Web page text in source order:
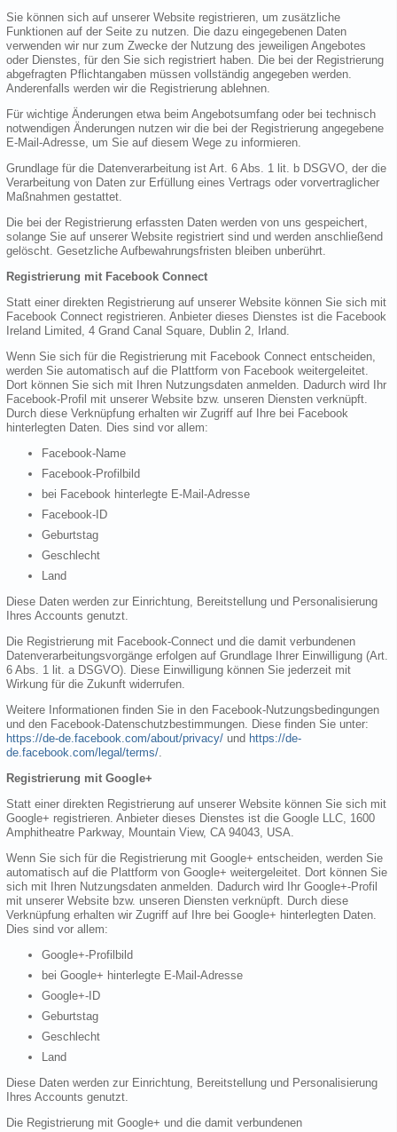
Sie können sich auf unserer Website registrieren, um zusätzliche
Funktionen auf der Seite zu nutzen. Die dazu eingegebenen Daten
verwenden wir nur zum Zwecke der Nutzung des jeweiligen Angebotes
oder Dienstes, für den Sie sich registriert haben. Die bei der Registrierung
abgefragten Pflichtangaben müssen vollständig angegeben werden.
Anderenfalls werden wir die Registrierung ablehnen.
Für wichtige Änderungen etwa beim Angebotsumfang oder bei technisch
notwendigen Änderungen nutzen wir die bei der Registrierung angegebene
E-Mail-Adresse, um Sie auf diesem Wege zu informieren.
Grundlage für die Datenverarbeitung ist Art. 6 Abs. 1 lit. b DSGVO, der die
Verarbeitung von Daten zur Erfüllung eines Vertrags oder vorvertraglicher
Maßnahmen gestattet.
Die bei der Registrierung erfassten Daten werden von uns gespeichert,
solange Sie auf unserer Website registriert sind und werden anschließend
gelöscht. Gesetzliche Aufbewahrungsfristen bleiben unberührt.
Registrierung mit Facebook Connect
Statt einer direkten Registrierung auf unserer Website können Sie sich mit
Facebook Connect registrieren. Anbieter dieses Dienstes ist die Facebook
Ireland Limited, 4 Grand Canal Square, Dublin 2, Irland.
Wenn Sie sich für die Registrierung mit Facebook Connect entscheiden,
werden Sie automatisch auf die Plattform von Facebook weitergeleitet.
Dort können Sie sich mit Ihren Nutzungsdaten anmelden. Dadurch wird Ihr
Facebook-Profil mit unserer Website bzw. unseren Diensten verknüpft.
Durch diese Verknüpfung erhalten wir Zugriff auf Ihre bei Facebook
hinterlegten Daten. Dies sind vor allem:
Facebook-Name
Facebook-Profilbild
bei Facebook hinterlegte E-Mail-Adresse
Facebook-ID
Geburtstag
Geschlecht
Land
Diese Daten werden zur Einrichtung, Bereitstellung und Personalisierung
Ihres Accounts genutzt.
Die Registrierung mit Facebook-Connect und die damit verbundenen
Datenverarbeitungsvorgänge erfolgen auf Grundlage Ihrer Einwilligung (Art.
6 Abs. 1 lit. a DSGVO). Diese Einwilligung können Sie jederzeit mit
Wirkung für die Zukunft widerrufen.
Weitere Informationen finden Sie in den Facebook-Nutzungsbedingungen
und den Facebook-Datenschutzbestimmungen. Diese finden Sie unter:
https://de-de.facebook.com/about/privacy/ und https://de-
de.facebook.com/legal/terms/.
Registrierung mit Google+
Statt einer direkten Registrierung auf unserer Website können Sie sich mit
Google+ registrieren. Anbieter dieses Dienstes ist die Google LLC, 1600
Amphitheatre Parkway, Mountain View, CA 94043, USA.
Wenn Sie sich für die Registrierung mit Google+ entscheiden, werden Sie
automatisch auf die Plattform von Google+ weitergeleitet. Dort können Sie
sich mit Ihren Nutzungsdaten anmelden. Dadurch wird Ihr Google+-Profil
mit unserer Website bzw. unseren Diensten verknüpft. Durch diese
Verknüpfung erhalten wir Zugriff auf Ihre bei Google+ hinterlegten Daten.
Dies sind vor allem:
Google+-Profilbild
bei Google+ hinterlegte E-Mail-Adresse
Google+-ID
Geburtstag
Geschlecht
Land
Diese Daten werden zur Einrichtung, Bereitstellung und Personalisierung
Ihres Accounts genutzt.
Die Registrierung mit Google+ und die damit verbundenen